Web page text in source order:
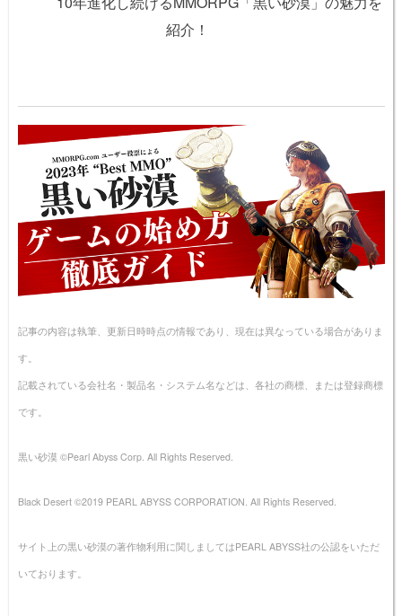
紹介！
記事の内容は執筆、更新日時時点の情報であり、現在は異なっている場合がありま
す。
記載されている会社名・製品名・システム名などは、各社の商標、または登録商標
です。
黒い砂漠 ©Pearl Abyss Corp. All Rights Reserved.
Black Desert ©2019 PEARL ABYSS CORPORATION. All Rights Reserved.
サイト上の黒い砂漠の著作物利用に関しましてはPEARL ABYSS社の公認をいただ
いております。